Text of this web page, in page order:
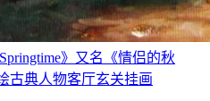
》又名《情侣的秋
古典人物客厅玄关挂画